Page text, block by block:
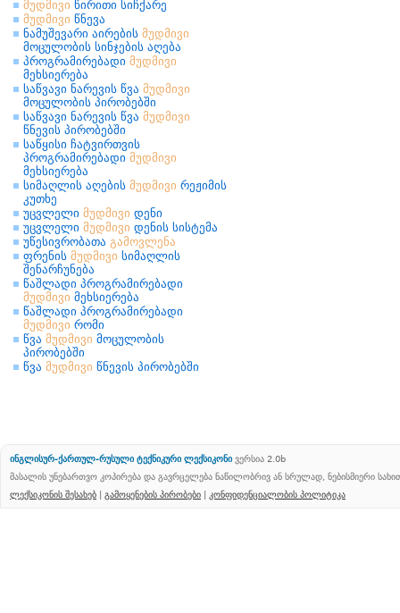
მუდმივი წირითი სიჩქარე
მუდმივი წნევა
ნამუშევარი აირების მუდმივი
მოცულობის სინჯების აღება
პროგრამირებადი მუდმივი
მეხსიერება
საწვავი ნარევის წვა მუდმივი
მოცულობის პირობებში
საწვავი ნარევის წვა მუდმივი
წნევის პირობებში
საწყისი ჩატვირთვის
პროგრამირებადი მუდმივი
მეხსიერება
სიმაღლის აღების მუდმივი რეჟიმის
კუთხე
უცვლელი მუდმივი დენი
უცვლელი მუდმივი დენის სისტემა
უწესივრობათა გამოვლენა
ფრენის მუდმივი სიმაღლის
შენარჩუნება
წაშლადი პროგრამირებადი
მუდმივი მეხსიერება
წაშლადი პროგრამირებადი
მუდმივი რომი
წვა მუდმივი მოცულობის
პირობებში
წვა მუდმივი წნევის პირობებში
ინგლისურ-ქართულ-რუსული ტექნიკური ლექსიკონი ვერსია 2.0b
მასალის უნებართვო კოპირება და გავრცელება ნაწილობრივ ან სრულად, ნებისმიერი
ლექსიკონის შესახებ | გამოყენების პირობები | კონფიდენციალობის პოლიტიკა